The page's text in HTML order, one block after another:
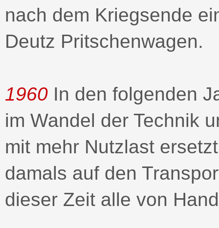
nach dem Kriegsende
Deutz Pritschenwagen.
1960 In den folgenden
im Wandel der Technik
mit mehr Nutzlast
damals auf den
dieser Zeit alle von